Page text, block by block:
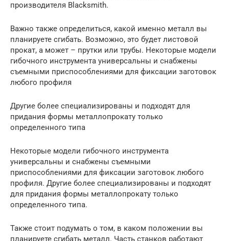
производителя Blacksmith.
Важно также определиться, какой именно металл вы
планируете сгибать. Возможно, это будет листовой
прокат, а может – прутки или трубы. Некоторые модели
гибочного инструмента универсальны и снабжены
съемными приспособлениями для фиксации заготовок
любого профиля
Другие более специализированы и подходят для
придания формы металлопрокату только
определенного типа
Некоторые модели гибочного инструмента
универсальны и снабжены съемными
приспособлениями для фиксации заготовок любого
профиля. Другие более специализированы и подходят
для придания формы металлопрокату только
определенного типа.
Также стоит подумать о том, в каком положении вы
планируете сгибать металл. Часть станков работают